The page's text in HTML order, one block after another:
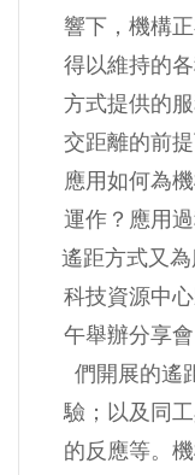
響下，機構
得以維持的
方式提供的
交距離的前
應用如何為
運作？應用
遙距方式又
科技資源中
午舉辦分享
們開展的遙
驗；以及同
的反應等。